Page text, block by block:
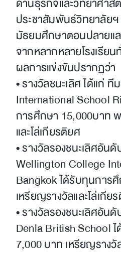
ด้านธุรกิจและวิทยาศาส
ประชาสัมพันธ์วิทยาลัยฯ
มัธยมศึกษาตอนปลายแ
จากหลากหลายโรงเรียน
ผลการแข่งขันปรากฏว่า
• รางวัลชนะเลิศ ได้แก่
International School
การศึกษา 15,000บาท
และโล่เกียรติยศ
• รางวัลรองชนะเลิศอัน
Wellington College
Bangkok ได้รับทุนการ
เหรียญรางวัลและโล่เกีย
• รางวัลรองชนะเลิศอัน
Denla British School
7,000 บาท เหรียญรางวั